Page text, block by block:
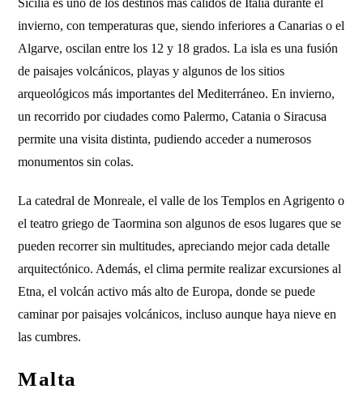
Sicilia es uno de los destinos más cálidos de Italia durante el
invierno, con temperaturas que, siendo inferiores a Canarias o el
Algarve, oscilan entre los 12 y 18 grados. La isla es una fusión
de paisajes volcánicos, playas y algunos de los sitios
arqueológicos más importantes del Mediterráneo. En invierno,
un recorrido por ciudades como Palermo, Catania o Siracusa
permite una visita distinta, pudiendo acceder a numerosos
monumentos sin colas.
La catedral de Monreale, el valle de los Templos en Agrigento o
el teatro griego de Taormina son algunos de esos lugares que se
pueden recorrer sin multitudes, apreciando mejor cada detalle
arquitectónico. Además, el clima permite realizar excursiones al
Etna, el volcán activo más alto de Europa, donde se puede
caminar por paisajes volcánicos, incluso aunque haya nieve en
las cumbres.
Malta